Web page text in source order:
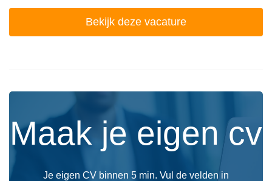
Bekijk deze vacature
Maak je eigen cv
Je eigen CV binnen 5 min. Vul de velden in